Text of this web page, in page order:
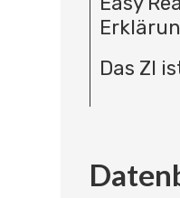
Das ZI